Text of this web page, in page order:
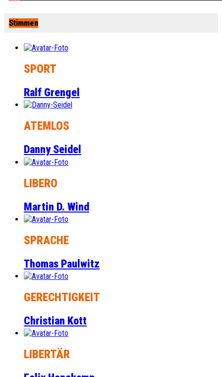
Stimmen
SPORT
Ralf Grengel
ATEMLOS
Danny Seidel
LIBERO
Martin D. Wind
SPRACHE
Thomas Paulwitz
GERECHTIGKEIT
Christian Kott
LIBERTÄR